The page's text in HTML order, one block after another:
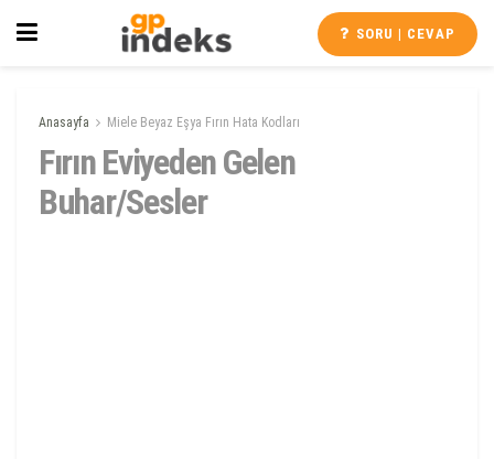
SORU | CEVAP
Anasayfa Miele Beyaz Eşya Fırın Hata Kodları
Fırın Eviyeden Gelen
Buhar/Sesler